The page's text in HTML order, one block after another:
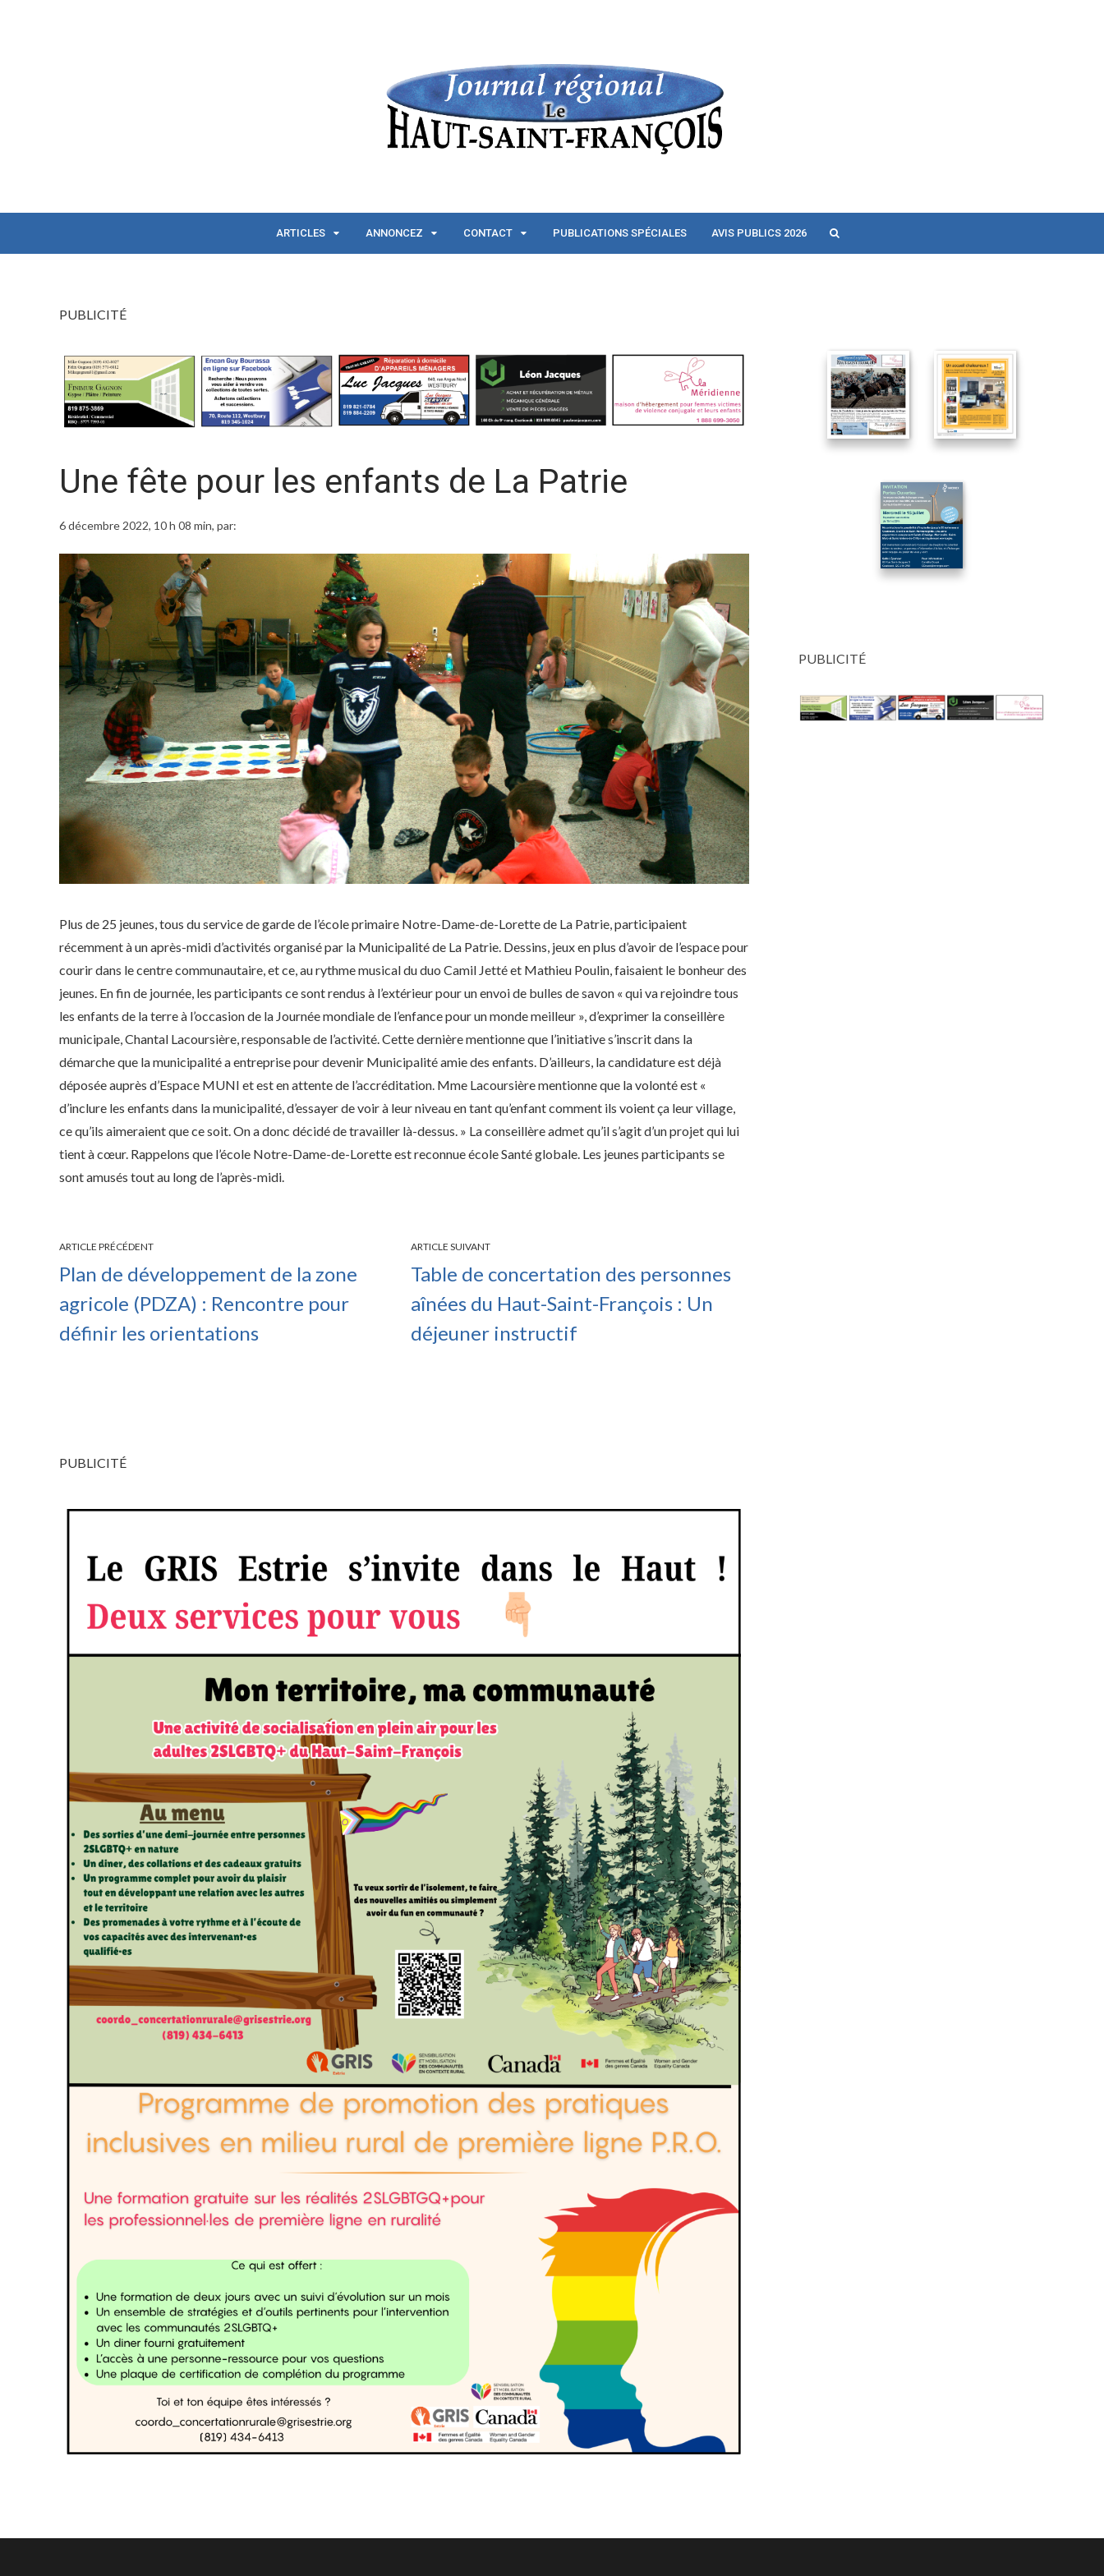
ARTICLES ANNONCEZ CONTACT PUBLICATIONS SPÉCIALES AVIS PUBLICS 2026
PUBLICITÉ
Une fête pour les enfants de La Patrie
6 décembre 2022, 10 h 08 min, par:
Plus de 25 jeunes, tous du service de garde de l’école primaire Notre-Dame-de-Lorette de La Patrie, participaient
récemment à un après-midi d’activités organisé par la Municipalité de La Patrie. Dessins, jeux en plus d’avoir de l’espace pour
courir dans le centre communautaire, et ce, au rythme musical du duo Camil Jetté et Mathieu Poulin, faisaient le bonheur des
jeunes. En fin de journée, les participants ce sont rendus à l’extérieur pour un envoi de bulles de savon « qui va rejoindre tous
les enfants de la terre à l’occasion de la Journée mondiale de l’enfance pour un monde meilleur », d’exprimer la conseillère
municipale, Chantal Lacoursière, responsable de l’activité. Cette dernière mentionne que l’initiative s’inscrit dans la
démarche que la municipalité a entreprise pour devenir Municipalité amie des enfants. D’ailleurs, la candidature est déjà
déposée auprès d’Espace MUNI et est en attente de l’accréditation. Mme Lacoursière mentionne que la volonté est «
d’inclure les enfants dans la municipalité, d’essayer de voir à leur niveau en tant qu’enfant comment ils voient ça leur village,
ce qu’ils aimeraient que ce soit. On a donc décidé de travailler là-dessus. » La conseillère admet qu’il s’agit d’un projet qui lui
tient à cœur. Rappelons que l’école Notre-Dame-de-Lorette est reconnue école Santé globale. Les jeunes participants se
sont amusés tout au long de l’après-midi.
ARTICLE PRÉCÉDENT
Plan de développement de la zone
agricole (PDZA) : Rencontre pour
définir les orientations
ARTICLE SUIVANT
Table de concertation des personnes
aînées du Haut-Saint-François : Un
déjeuner instructif
PUBLICITÉ
PUBLICITÉ